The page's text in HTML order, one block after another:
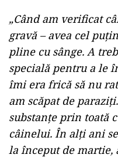
„Când am verificat
gravă – avea cel
pline cu sânge. A
specială pentru a le
îmi era frică să nu
am scăpat de
substanțe prin toată
câinelui. În alți ani
la început de martie,